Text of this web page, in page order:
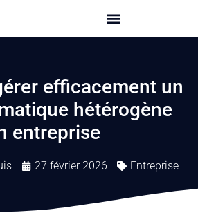
efficacement un
hétérogène
entreprise
27 février 2026 Entreprise